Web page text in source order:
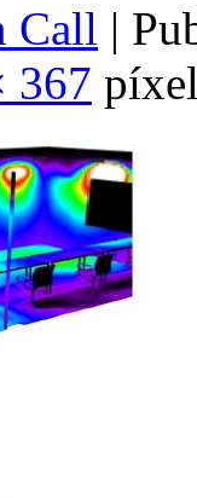
Call |
367